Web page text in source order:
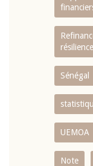
Sénégal
UEMOA
Note